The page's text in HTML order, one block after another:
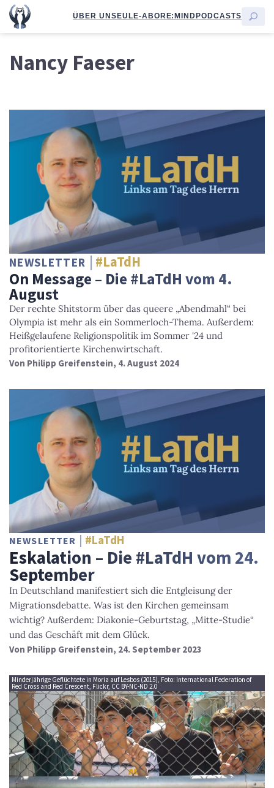
ÜBER UNSEULE-ABORE:MINDPODCASTS
Nancy Faeser
NEWSLETTER #LaTdH
On Message – Die #LaTdH vom 4.
August
Der rechte Shitstorm über das queere „Abendmahl“ bei
Olympia ist mehr als ein Sommerloch-Thema. Außerdem:
Heißgelaufene Religionspolitik im Sommer '24 und
profitorientierte Kirchenwirtschaft.
Von Philipp Greifenstein, 4. August 2024
NEWSLETTER #LaTdH
Eskalation – Die #LaTdH vom 24.
September
In Deutschland manifestiert sich die Entgleisung der
Migrationsdebatte. Was ist den Kirchen gemeinsam
wichtig? Außerdem: Diakonie-Geburtstag, „Mitte-Studie“
und das Geschäft mit dem Glück.
Von Philipp Greifenstein, 24. September 2023
Minderjährige Geflüchtete in Moria auf Lesbos (2015), Foto: International Federation of
Red Cross and Red Crescent, Flickr, CC BY-NC-ND 2.0